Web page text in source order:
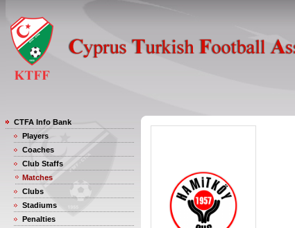
CTFA Info Bank
Players
Coaches
Club Staffs
Matches
Clubs
Stadiums
Penalties